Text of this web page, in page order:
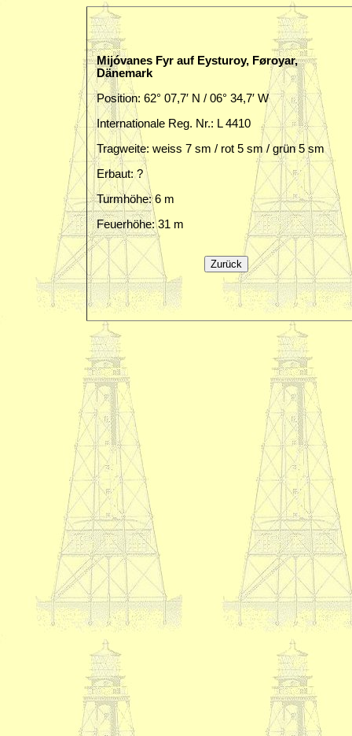
Mijóvanes Fyr auf Eysturoy, Føroyar,
Dänemark
Position: 62° 07,7′ N / 06° 34,7′ W
Internationale Reg. Nr.: L 4410
Tragweite: weiss 7 sm / rot 5 sm / grün 5 sm
Erbaut: ?
Turmhöhe: 6 m
Feuerhöhe: 31 m